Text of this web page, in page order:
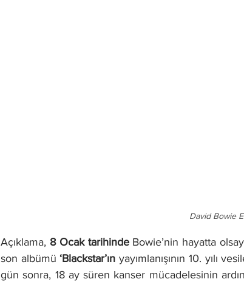
David Bowie
Açıklama, 8 Ocak tarihinde Bowie’nin hayatta
son albümü ‘Blackstar’ın yayımlanışının 10. yılı
gün sonra, 18 ay süren kanser mücadelesinin